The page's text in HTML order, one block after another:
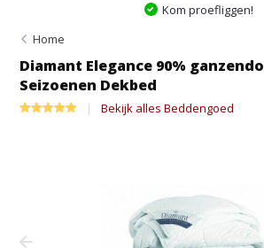
Kom proefliggen!
Home
Diamant Elegance 90%
Seizoenen Dekbed
Bekijk alles Beddengoed